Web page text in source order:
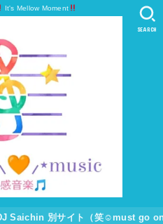
It's Mellow Moment
Saichin 別サイト（笑☺must go
SEARCH